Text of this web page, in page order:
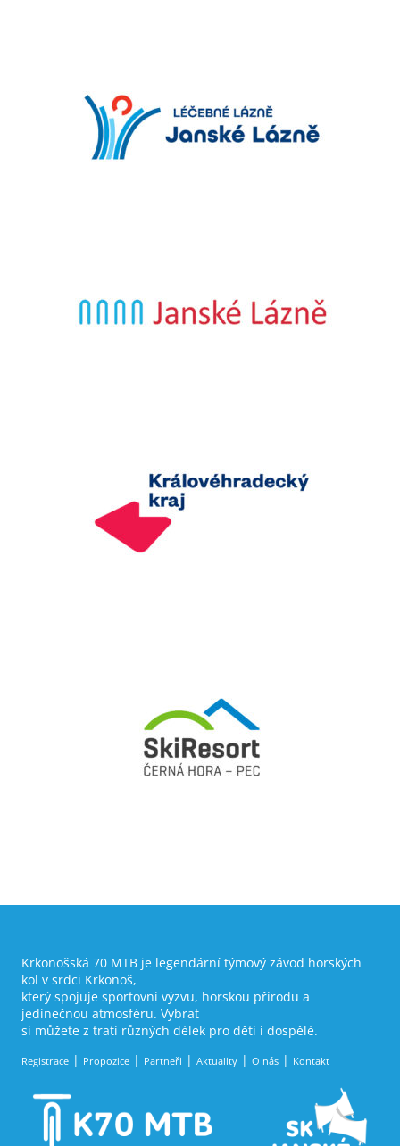
Krkonošská 70 MTB je legendární týmový závod horských
kol v srdci Krkonoš,
který spojuje sportovní výzvu, horskou přírodu a
jedinečnou atmosféru. Vybrat
si můžete z tratí různých délek pro děti i dospělé.
Registrace Propozice Partneři Aktuality O nás Kontakt